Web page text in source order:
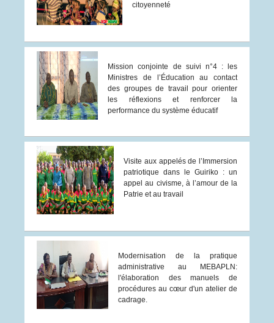
citoyenneté
Mission conjointe de suivi n°4 : les
Ministres de l’Éducation au contact
des groupes de travail pour orienter
les réflexions et renforcer la
performance du système éducatif
Visite aux appelés de l’Immersion
patriotique dans le Guiriko : un
appel au civisme, à l’amour de la
Patrie et au travail
Modernisation de la pratique
administrative au MEBAPLN:
l'élaboration des manuels de
procédures au cœur d'un atelier de
cadrage.